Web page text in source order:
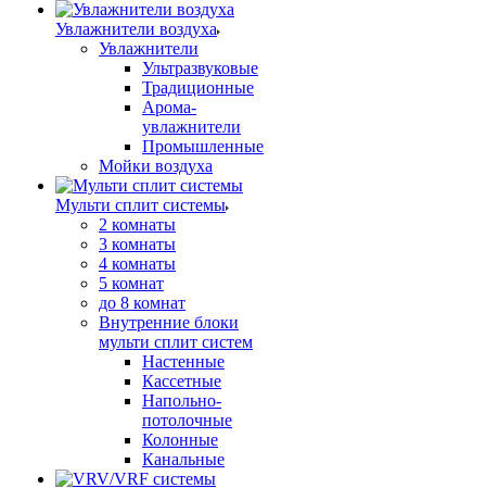
Увлажнители воздуха
Увлажнители
Ультразвуковые
Традиционные
Арома-
увлажнители
Промышленные
Мойки воздуха
Мульти сплит системы
2 комнаты
3 комнаты
4 комнаты
5 комнат
до 8 комнат
Внутренние блоки
мульти сплит систем
Настенные
Кассетные
Напольно-
потолочные
Колонные
Канальные